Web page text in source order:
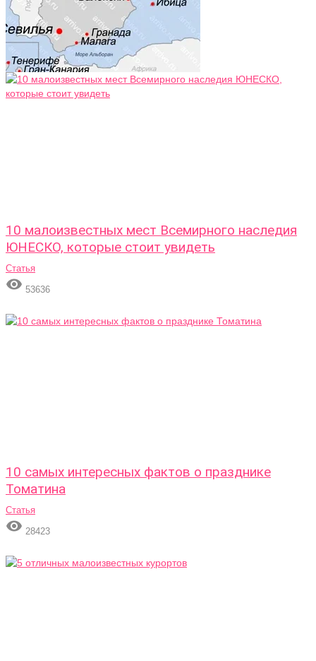
10 малоизвестных мест Всемирного наследия
ЮНЕСКО, которые стоит увидеть
Статья
 53636
10 самых интересных фактов о празднике
Томатина
Статья
 28423